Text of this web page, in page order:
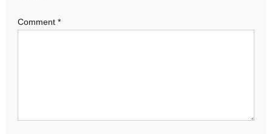
Comment *